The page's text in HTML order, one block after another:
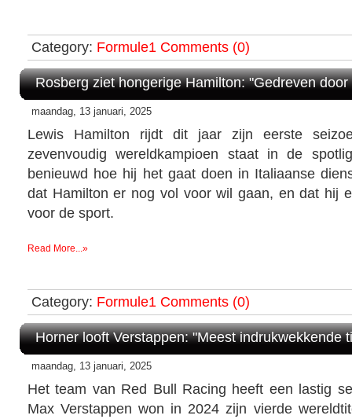
Category: Formule1 Comments (0)
Rosberg ziet hongerige Hamilton: "Gedreven
maandag, 13 januari, 2025
Lewis Hamilton rijdt dit jaar zijn eerste
zevenvoudig wereldkampioen staat in de
benieuwd hoe hij het gaat doen in Italiaanse
dat Hamilton er nog vol voor wil gaan, en dat hij
voor de sport.
Read More...»
Category: Formule1 Comments (0)
Horner looft Verstappen: "Meest indrukwekkende
maandag, 13 januari, 2025
Het team van Red Bull Racing heeft een lastig
Max Verstappen won in 2024 zijn vierde